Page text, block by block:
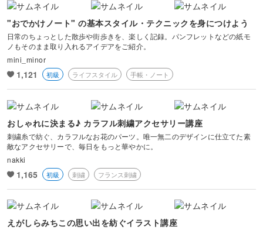
"おでかけノート" の基本スタイル・テクニックを身につけよう
日常のちょっとした散歩や街歩きを、楽しく記録。パンフレットなどの紙モ
ノもそのまま取り入れるアイデアをご紹介。
mini_minor
1,121 初級 ライフスタイル 手帳・ノート
おしゃれに決まる♪ カラフル刺繍アクセサリー講座
刺繍糸で紡ぐ、カラフルなお花のパーツ。唯一無二のデザインに仕立てた素
敵なアクセサリーで、毎日をもっと華やかに。
nakki
1,165 初級 刺繍 フランス刺繍
えがしらみちこの思い出を紡ぐイラスト講座